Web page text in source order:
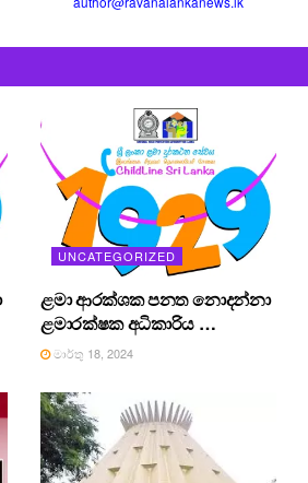
UNCATEGORIZED
ළමා ආරක්ශක පනත නොදන්නා
ළමාරක්ෂක අධිකාරිය …
මාර්තු 18, 2024